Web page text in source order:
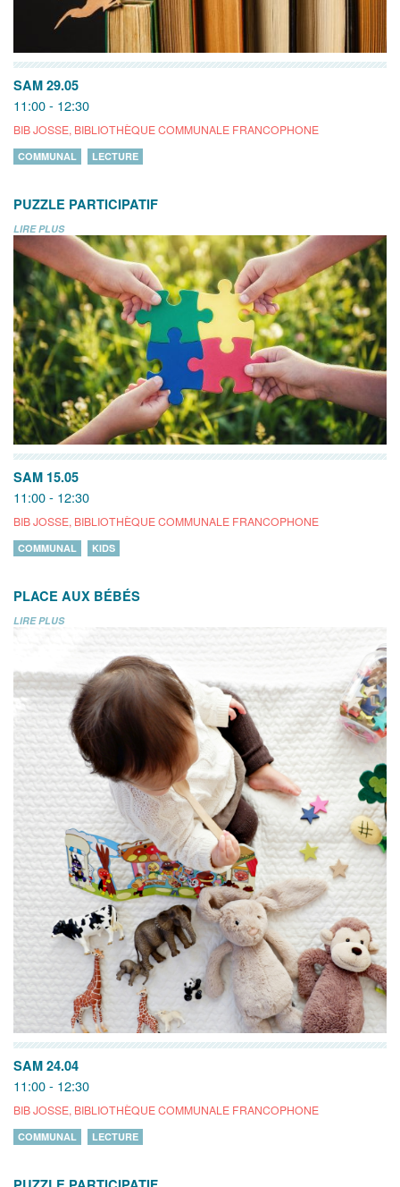
SAM 29.05
11:00 - 12:30
BIB JOSSE, BIBLIOTHÈQUE COMMUNALE FRANCOPHONE
COMMUNAL LECTURE
PUZZLE PARTICIPATIF
LIRE PLUS
SAM 15.05
11:00 - 12:30
BIB JOSSE, BIBLIOTHÈQUE COMMUNALE FRANCOPHONE
COMMUNAL KIDS
PLACE AUX BÉBÉS
LIRE PLUS
SAM 24.04
11:00 - 12:30
BIB JOSSE, BIBLIOTHÈQUE COMMUNALE FRANCOPHONE
COMMUNAL LECTURE